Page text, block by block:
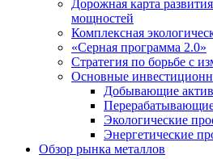
Дорожная карта
мощностей
Комплексная
«Серная программа 2.0»
Стратегия по борьбе с
Основные
Добывающие
Экологические
Энергетические
Обзор рынка металлов